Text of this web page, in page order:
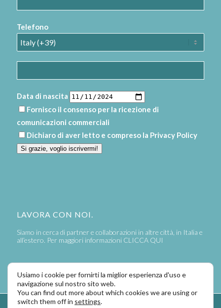
Telefono
Data di nascita
Fornisco il consenso per la ricezione di
comunicazioni commerciali
Dichiaro di aver letto e compreso la Privacy Policy
Si grazie, voglio iscrivermi!
LAVORA CON NOI.
Siamo in cerca di partner e collaborazioni in altre città, in Italia e
all’estero. Per maggiori informazioni CLICCA QUI
Usiamo i cookie per fornirti la miglior esperienza d'uso e
navigazione sul nostro sito web.
You can find out more about which cookies we are using or
switch them off in settings.